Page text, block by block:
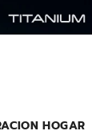
HOGAR